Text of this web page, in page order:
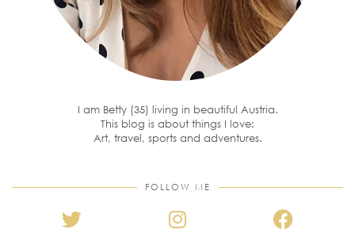
I am Betty (35) living in beautiful Austria.
This blog is about things I love:
Art, travel, sports and adventures.
FOLLOW ME